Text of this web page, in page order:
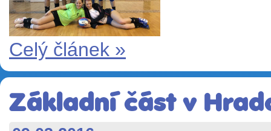
Celý článek »
Základní část v